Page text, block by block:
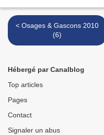
< Osages & Gascons 2010
(6)
Hébergé par Canalblog
Top articles
Pages
Contact
Signaler un abus